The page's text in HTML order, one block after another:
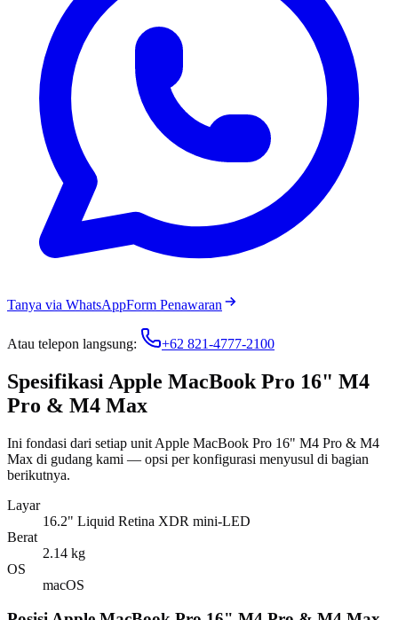
Tanya via WhatsAppForm Penawaran
Atau telepon langsung: +62 821-4777-2100
Spesifikasi Apple MacBook Pro 16" M4
Pro & M4 Max
Ini fondasi dari setiap unit Apple MacBook Pro 16" M4 Pro & M4
Max di gudang kami — opsi per konfigurasi menyusul di bagian
berikutnya.
Layar
16.2" Liquid Retina XDR mini-LED
Berat
2.14 kg
OS
macOS